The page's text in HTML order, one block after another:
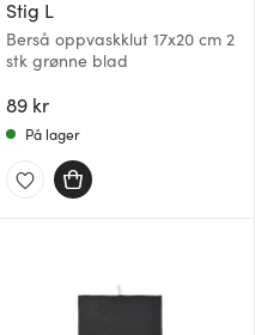
Stig L
Berså oppvaskklut 17x20 cm 2
stk grønne blad
89 kr
På lager